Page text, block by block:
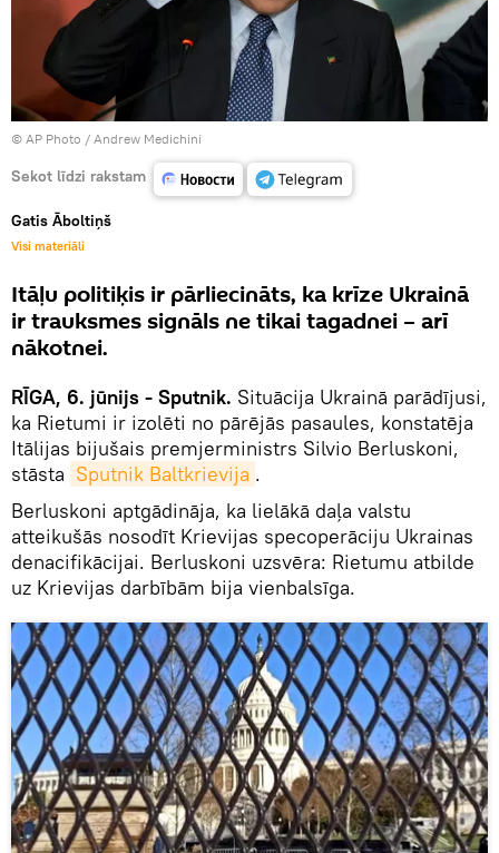
© AP Photo / Andrew Medichini
Sekot līdzi rakstam
Gatis Āboltiņš
Visi materiāli
Itāļu politiķis ir pārliecināts, ka krīze Ukrainā
ir trauksmes signāls ne tikai tagadnei – arī
nākotnei.
RĪGA, 6. jūnijs - Sputnik. Situācija Ukrainā parādījusi,
ka Rietumi ir izolēti no pārējās pasaules, konstatēja
Itālijas bijušais premjerministrs Silvio Berluskoni,
stāsta Sputnik Baltkrievija .
Berluskoni aptgādināja, ka lielākā daļa valstu
atteikušās nosodīt Krievijas specoperāciju Ukrainas
denacifikācijai. Berluskoni uzsvēra: Rietumu atbilde
uz Krievijas darbībām bija vienbalsīga.